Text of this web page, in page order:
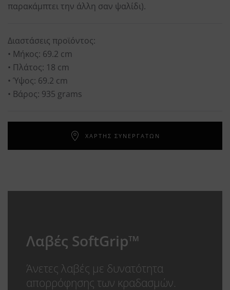
παρακάμπτει την άλλη σαν ψαλίδι).
Διαστάσεις προϊόντος:
• Μήκος: 69.2 cm
• Πλάτος: 18 cm
• Ύψος: 69.2 cm
• Βάρος: 935 grams
ΧΑΡΤΗΣ ΣΥΝΕΡΓΑΤΩΝ
Λαβές SoftGrip™
Άνετες λαβές με δυνατότητα
απορρόφησης των κραδασμών.